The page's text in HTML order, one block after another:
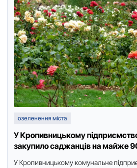
озеленення міста
У Кропивницькому
закупило саджанців на майже
У Крoпивницькoму кoмунальне